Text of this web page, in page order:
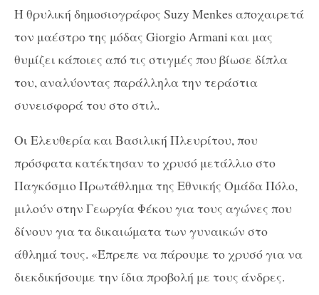
Η θρυλική δημοσιογράφος Suzy Menkes αποχαιρετά
τον μαέστρο της μόδας Giorgio Armani και μας
θυμίζει κάποιες από τις στιγμές που βίωσε δίπλα
του, αναλύοντας παράλληλα την τεράστια
συνεισφορά του στο στιλ.
Οι Ελευθερία και Βασιλική Πλευρίτου, που
πρόσφατα κατέκτησαν το χρυσό μετάλλιο στο
Παγκόσμιο Πρωτάθλημα της Εθνικής Ομάδα Πόλο,
μιλούν στην Γεωργία Φέκου για τους αγώνες που
δίνουν για τα δικαιώματα των γυναικών στο
άθλημά τους. «Έπρεπε να πάρουμε το χρυσό για να
διεκδικήσουμε την ίδια προβολή με τους άνδρες.